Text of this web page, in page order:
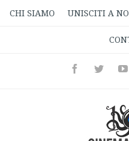
CHI SIAMO UNISCITI A
FacebookTwitter